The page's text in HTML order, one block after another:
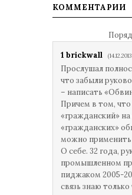
КОММЕНТАРИИ
1 brickwall
Прослушал
что забыли
– написать
Причем в том,
«гражданский»
«гражданских»
можно применить
О себе. 32 года,
промышленном
пиджаком 2005-
связь знаю